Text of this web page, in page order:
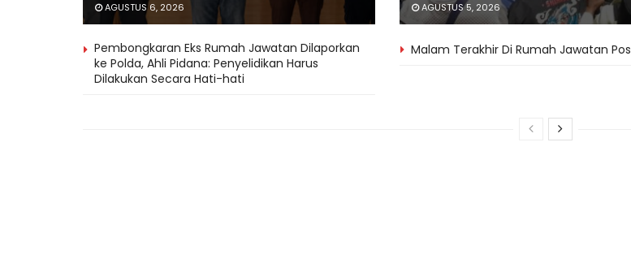
AGUSTUS 6, 2026 AGUSTUS 5, 2026
Pembongkaran Eks Rumah Jawatan Dilaporkan
ke Polda, Ahli Pidana: Penyelidikan Harus
Dilakukan Secara Hati-hati
Malam Terakhir Di Rumah Jawatan Pos